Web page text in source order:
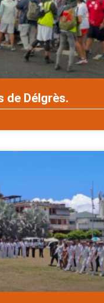
de Délgrès.